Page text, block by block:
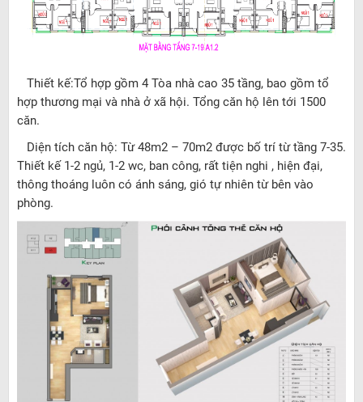
Thiết kế:Tổ hợp gồm 4 Tòa nhà cao 35 tầng, bao gồm tổ
hợp thương mại và nhà ở xã hội. Tổng căn hộ lên tới 1500
căn.
Diện tích căn hộ: Từ 48m2 – 70m2 được bố trí từ tầng 7-35.
Thiết kế 1-2 ngủ, 1-2 wc, ban công, rất tiện nghi , hiện đại,
thông thoáng luôn có ánh sáng, gió tự nhiên từ bên vào
phòng.